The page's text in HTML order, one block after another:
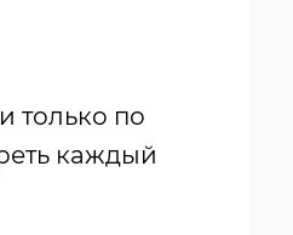
только по
каждый